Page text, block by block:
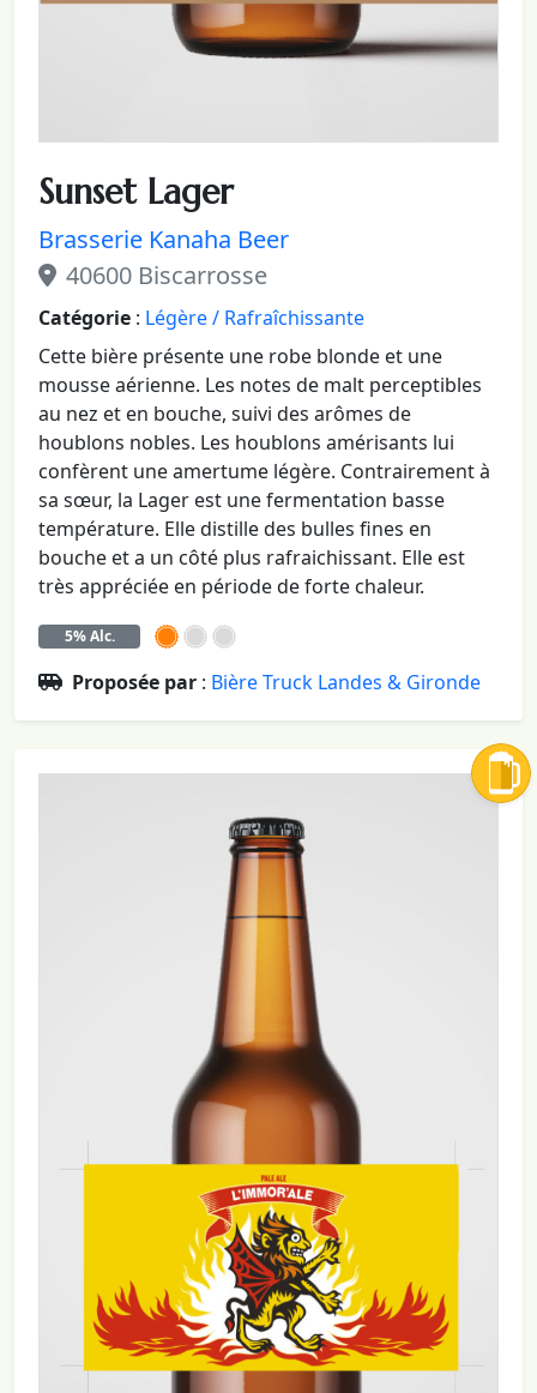
Sunset Lager
Brasserie Kanaha Beer
40600 Biscarrosse
Catégorie : Légère / Rafraîchissante
Cette bière présente une robe blonde et une
mousse aérienne. Les notes de malt perceptibles
au nez et en bouche, suivi des arômes de
houblons nobles. Les houblons amérisants lui
confèrent une amertume légère. Contrairement à
sa sœur, la Lager est une fermentation basse
température. Elle distille des bulles fines en
bouche et a un côté plus rafraichissant. Elle est
très appréciée en période de forte chaleur.
5% Alc.
Proposée par : Bière Truck Landes & Gironde